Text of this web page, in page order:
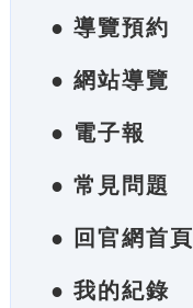
● 導覽預約
● 網站導覽
● 電子報
● 常見問題
● 回官網首頁
● 我的紀錄